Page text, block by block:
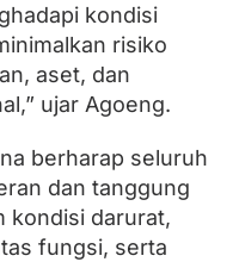
kondisi
risiko
aset, dan
ujar Agoeng.
berharap seluruh
dan tanggung
kondisi darurat,
fungsi, serta